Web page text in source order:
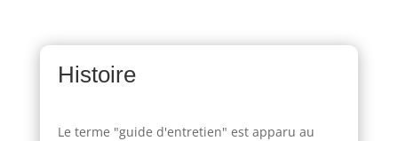
Histoire
Le terme "guide d'entretien" est apparu au